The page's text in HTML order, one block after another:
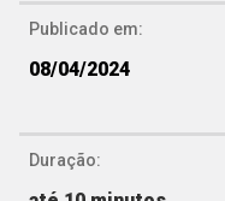
Publicado em:
08/04/2024
Duração: